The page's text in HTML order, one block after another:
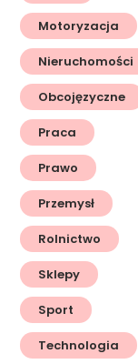
Motoryzacja
Nieruchomości
Obcojęzyczne
Praca
Prawo
Przemysł
Rolnictwo
Sklepy
Sport
Technologia